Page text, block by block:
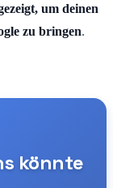
um deinen
zu bringen.
könnte